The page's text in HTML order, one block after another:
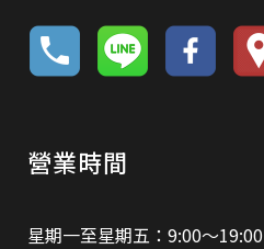
營業時間
星期一至星期五：9:00～19:00